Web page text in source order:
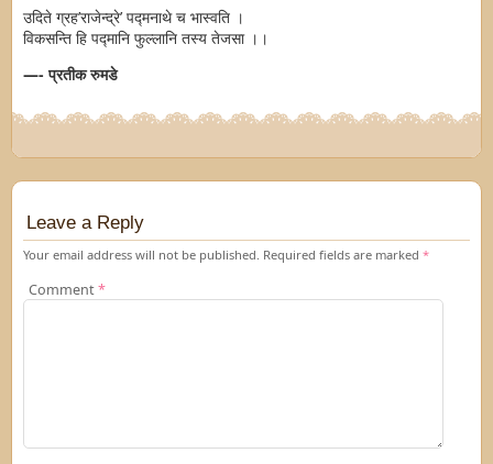
उदिते ग्रह’राजेन्द्रे’ पद्मनाथे च भास्वति ।
विकसन्ति हि पद्मानि फुल्लानि तस्य तेजसा ।।
—- प्रतीक रुमडे
Leave a Reply
Your email address will not be published. Required fields are marked *
Comment*